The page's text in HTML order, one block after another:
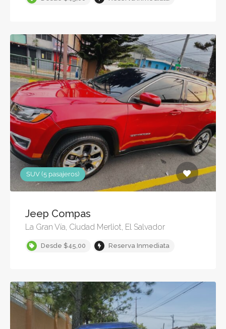
SUV (5 pasajeros)
Jeep Compas
La Gran Vía, Ciudad Merliot, El Salvador
Desde $45,00 Reserva Inmediata